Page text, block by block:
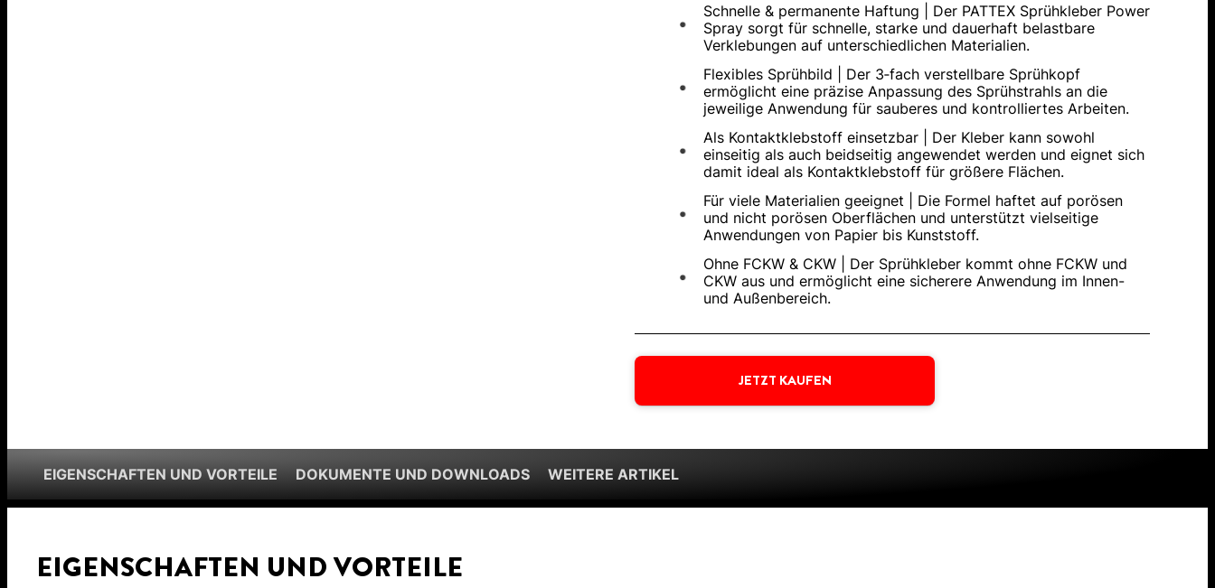
Schnelle & permanente Haftung | Der PATTEX Sprühkleber Power
Spray sorgt für schnelle, starke und dauerhaft belastbare
Verklebungen auf unterschiedlichen Materialien.
Flexibles Sprühbild | Der 3‑fach verstellbare Sprühkopf
ermöglicht eine präzise Anpassung des Sprühstrahls an die
jeweilige Anwendung für sauberes und kontrolliertes Arbeiten.
Als Kontaktklebstoff einsetzbar | Der Kleber kann sowohl
einseitig als auch beidseitig angewendet werden und eignet sich
damit ideal als Kontaktklebstoff für größere Flächen.
Für viele Materialien geeignet | Die Formel haftet auf porösen
und nicht porösen Oberflächen und unterstützt vielseitige
Anwendungen von Papier bis Kunststoff.
Ohne FCKW & CKW | Der Sprühkleber kommt ohne FCKW und
CKW aus und ermöglicht eine sicherere Anwendung im Innen-
und Außenbereich.
JETZT KAUFEN
EIGENSCHAFTEN UND VORTEILE DOKUMENTE UND DOWNLOADS WEITERE ARTIKEL
EIGENSCHAFTEN UND VORTEILE